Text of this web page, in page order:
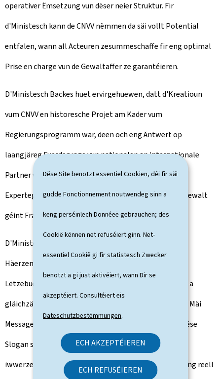
Dëse Site benotzt essentiel Cookien, déi fir säi
gudde Fonctionnement noutwendeg sinn a
keng perséinlech Donnéeë gebrauchen; dës
Cookië kënnen net refuséiert ginn. Net-
essentiel Cookië gi fir statistesch Zwecker
benotzt a gi just aktivéiert, wann Dir se
akzeptéiert. Consultéiert eis
Dateschutzbestëmmungen.
ECH AKZEPTÉIEREN
ECH REFUSÉIEREN
operativer Ëmsetzung vun dëser neier Struktur. Fir
d'Ministesch kann de CNVV nëmmen da säi vollt Potential
entfalen, wann all Acteuren zesummeschaffe fir eng optimal
Prise en charge vun de Gewaltaffer ze garantéieren.
D'Ministesch Backes huet ervirgehuewen, datt d'Kreatioun
vum CNVV en historesche Projet am Kader vum
Regierungsprogramm war, deen och eng Äntwert op
laangjäreg Fuerderunge vun nationalen an internationale
Partner war, wéi ënner anerem dem GREVIO (dem
Expertegrupp vum Europarot zur Bekämpfung géint Gewalt
géint Fraen a Gewalt am Stot).
D'Ministesch betount: "Fir mech ass dës Initiative en
Häerzensprojet mam Zil de Parcours vun den Affer zu
Lëtzebuerg ze verbesseren an ze professionaliséieren, a
gläichzäiteg eng weider Victimiséierung ze vermeiden. Mäi
Message ass kloer: Dir sidd net eleng, et gëtt Hëllef! Dëse
Slogan soll net aus eidele Wierder bestoen. Ech sinn
iwwerzeegt dovunner, datt de CNVV an dëser Hisiicht eng reell